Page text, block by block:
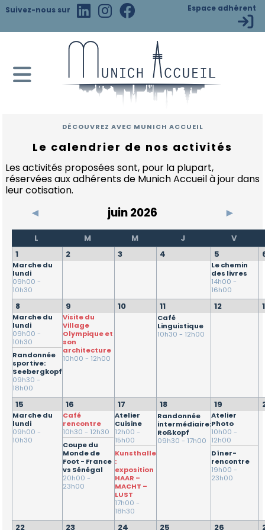
Suivez-nous sur Espace adhérent
×
ACCUEIL
Adhésion
ligne
Informations
Charte
l'adhérent
Mentions
légales
VIVRE
MUNICH
Quartiers
et
environs
de
Munich
Notre
guide
pratique
Institutions
francophones
Calendrier
Nos
Activités
Quoi
de
neuf
L'ASSOCIATION
L'association
Le
mot
de
la
Présidente
Bénévolat
La
FIAFE
L'équipe
ANNONCEURS
Nos
Annonceurs
Supports
de
communication
NOUS
CONTACTER
DÉCOUVREZ AVEC MUNICH ACCUEIL
Le calendrier de nos activités
Les activités proposées sont, pour la plupart,
réservées aux adhérents de Munich Accueil à jour dans
leur cotisation.
◄ juin 2026 ►
L M M J
V
1
Marche du
lundi
09h00 -
10h30
2 3 4 5
Le chemin
des livres
14h00 -
16h00
8
Marche du
lundi
09h00 -
10h30
Randonnée
sportive:
Seebergkopf
09h30 -
18h00
9
Visite du
Village
Olympique et
son
architecture
10h00 - 12h00
10 11
Café
Linguistique
10h30 - 12h00
12
15
Marche du
lundi
09h00 -
10h30
16
Café
rencontre
10h30 - 12h30
Coupe du
Monde de
Foot - France
vs Sénégal
20h00 -
23h00
17
Atelier
Cuisine
12h00 -
15h00
Kunsthalle
:
exposition
HAAR –
MACHT –
LUST
17h00 -
18h30
18
Randonnée
intermédiaire:
Roßkopf
09h30 - 17h00
19
Atelier
Photo
10h00 -
12h00
Dîner-
rencontre
19h00 -
23h00
22 23 24 25 26